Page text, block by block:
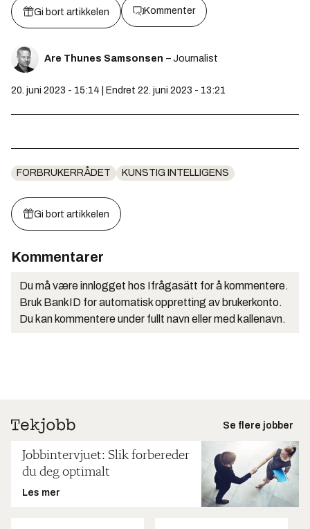
Gi bort artikkelen Kommenter
Are Thunes Samsonsen – Journalist
20. juni 2023 - 15:14 | Endret 22. juni 2023 - 13:21
FORBRUKERRÅDET KUNSTIG INTELLIGENS
Gi bort artikkelen
Kommentarer
Du må være innlogget hos Ifrågasätt for å kommentere.
Bruk BankID for automatisk oppretting av brukerkonto.
Du kan kommentere under fullt navn eller med kallenavn.
Se flere jobber
Jobbintervjuet: Slik forbereder
du deg optimalt
Les mer